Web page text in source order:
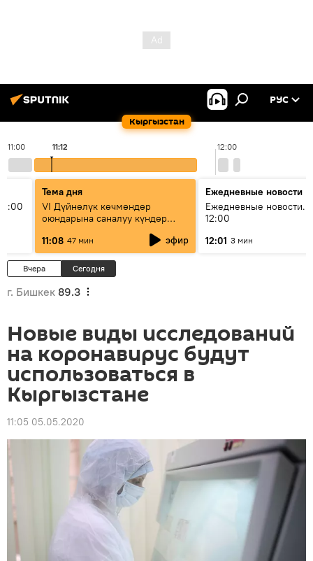
Кыргызстан
РУС
11:00 12:00
11:12
Тема дня
VI Дүйнөлүк көчмөндөр
оюндарына саналуу күндөр
калды: даярдык иштери кайсы
этапка жетти?
11:08 47 мин эфир
Ежедневные новости
Ежедневные новости.
12:00
12:01 3 мин
Вчера Сегодня
г. Бишкек 89.3
Новые виды исследований
на коронавирус будут
использоваться в
Кыргызстане
11:05 05.05.2020